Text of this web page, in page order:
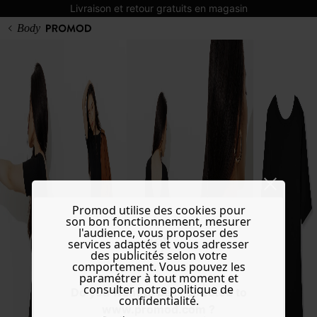
Livraison et retour gratuits en magasin
Do you want to be redirected to
www.promod.com ?
Body
Promod utilise des cookies pour
son bon fonctionnement, mesurer
l'audience, vous proposer des
services adaptés et vous adresser
des publicités selon votre
comportement. Vous pouvez les
paramétrer à tout moment et
consulter notre politique de
confidentialité.